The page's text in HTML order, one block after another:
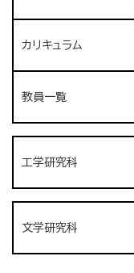
カリキュラム
教員一覧
工学研究科
文学研究科